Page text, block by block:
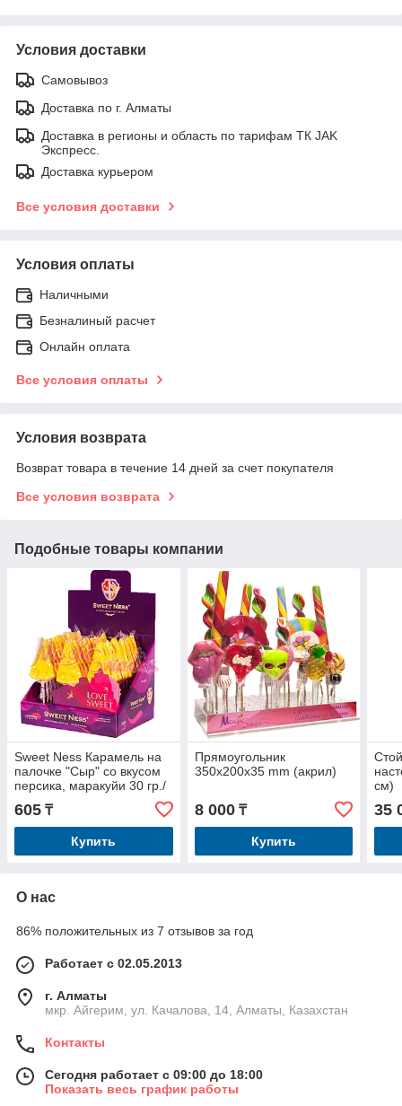
Условия доставки
Самовывоз
Доставка по г. Алматы
Доставка в регионы и область по тарифам ТК JAK
Экспресс.
Доставка курьером
Все условия доставки
Условия оплаты
Наличными
Безналиный расчет
Онлайн оплата
Все условия оплаты
Условия возврата
Возврат товара в течение 14 дней за счет покупателя
Все условия возврата
Подобные товары компании
Sweet Ness Карамель на
палочке "Сыр" со вкусом
персика, маракуйи 30 гр./
605 ₸
Купить
Прямоугольник
350x200x35 mm (акрил)
8 000₸
Купить
см)
35
О нас
86% положительных из 7 отзывов за год
Работает с 02.05.2013
г. Алматы
мкр. Айгерим, ул. Качалова, 14, Алматы, Казахстан
Контакты
Сегодня работает с 09:00 до 18:00
Показать весь график работы